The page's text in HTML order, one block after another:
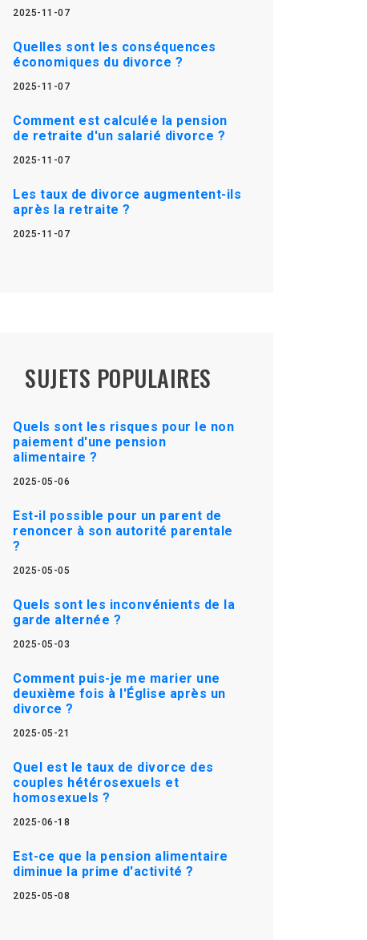
2025-11-07
Quelles sont les conséquences
économiques du divorce ?
2025-11-07
Comment est calculée la pension
de retraite d'un salarié divorce ?
2025-11-07
Les taux de divorce augmentent-ils
après la retraite ?
2025-11-07
SUJETS POPULAIRES
Quels sont les risques pour le non
paiement d'une pension
alimentaire ?
2025-05-06
Est-il possible pour un parent de
renoncer à son autorité parentale
?
2025-05-05
Quels sont les inconvénients de la
garde alternée ?
2025-05-03
Comment puis-je me marier une
deuxième fois à l'Église après un
divorce ?
2025-05-21
Quel est le taux de divorce des
couples hétérosexuels et
homosexuels ?
2025-06-18
Est-ce que la pension alimentaire
diminue la prime d'activité ?
2025-05-08